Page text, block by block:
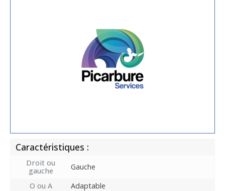
Caractéristiques :
Droit ou
gauche
Gauche
O ou A
Adaptable